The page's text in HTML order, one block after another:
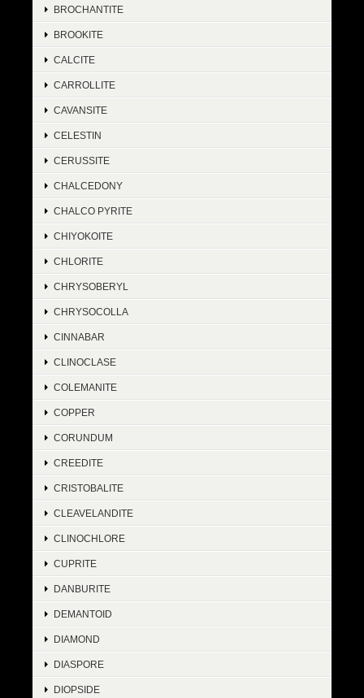
BROCHANTITE
BROOKITE
CALCITE
CARROLLITE
CAVANSITE
CELESTIN
CERUSSITE
CHALCEDONY
CHALCO PYRITE
CHIYOKOITE
CHLORITE
CHRYSOBERYL
CHRYSOCOLLA
CINNABAR
CLINOCLASE
COLEMANITE
COPPER
CORUNDUM
CREEDITE
CRISTOBALITE
CLEAVELANDITE
CLINOCHLORE
CUPRITE
DANBURITE
DEMANTOID
DIAMOND
DIASPORE
DIOPSIDE